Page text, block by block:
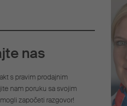
nas
s pravim prodajnim
nam poruku sa svojim
započeti razgovor!